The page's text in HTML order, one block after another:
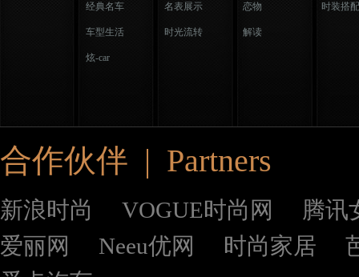
经典名车
车型生活
炫-car
名表展示
时光流转
恋物
解读
时装搭配
合作伙伴 | Partners
新浪时尚 VOGUE时尚网
腾讯
爱丽网
Neeu优网 时尚家居